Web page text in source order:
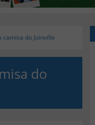
do Joinville
do